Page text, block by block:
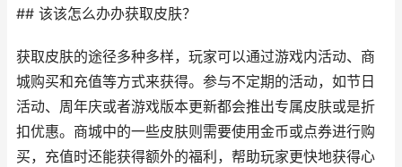
## 该该怎么办办获取皮肤？
获取皮肤的途径多种多样，玩家可以通过游戏内活动、商
城购买和充值等方式来获得。参与不定期的活动，如节日
活动、周年庆或者游戏版本更新都会推出专属皮肤或是折
扣优惠。商城中的一些皮肤则需要使用金币或点券进行购
买，充值时还能获得额外的福利，帮助玩家更快地获得心